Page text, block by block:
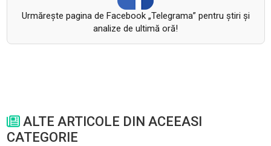
Urmăreşte pagina de Facebook „Telegrama” pentru ştiri şi
analize de ultimă oră!
ALTE ARTICOLE DIN ACEEASI
CATEGORIE